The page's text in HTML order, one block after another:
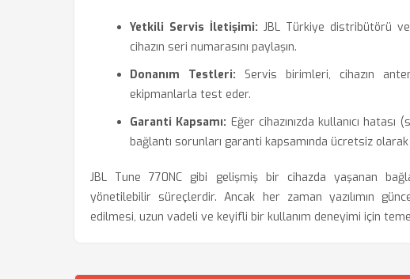
Yetkili Servis İletişimi: JBL Türkiye distribütörü
cihazın seri numarasını paylaşın.
Donanım Testleri: Servis birimleri, cihazın
ekipmanlarla test eder.
Garanti Kapsamı: Eğer cihazınızda kullanıcı
bağlantı sorunları garanti kapsamında ücretsiz olarak
JBL Tune 770NC gibi gelişmiş bir cihazda yaşanan
yönetilebilir süreçlerdir. Ancak her zaman yazılımın
edilmesi, uzun vadeli ve keyifli bir kullanım deneyimi için